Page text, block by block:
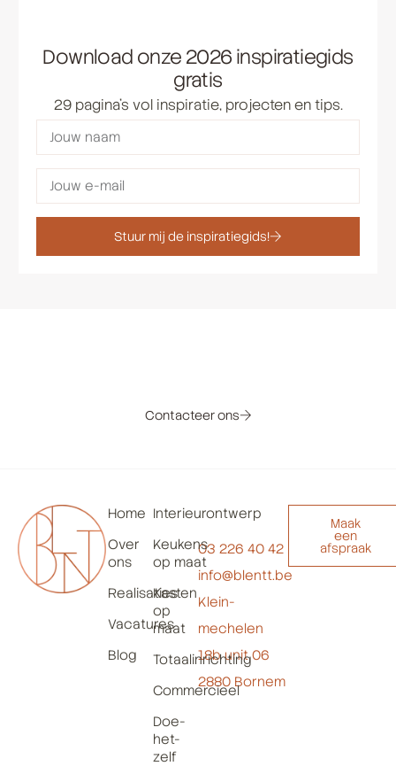
Download onze 2026 inspiratiegids
gratis
29 pagina’s vol inspiratie, projecten en tips.
Stuur mij de inspiratiegids!
Contacteer ons
Home
Over
ons
Realisaties
Vacatures
Blog
Interieurontwerp
Keukens
op maat
Kasten
op
maat
Totaalinrichting
Commercieel
Doe-
het-
zelf
03 226 40 42
info@blentt.be
Klein-
mechelen
18b unit 06
2880 Bornem
Maak
een
afspraak